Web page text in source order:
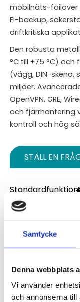
Samtycke
Denna webbplats
Vi använder
och annonserna till
mobilnäts-failover
Fi-backup,
driftkritiska
Den robusta
°C till +75 °C) och
(vägg, DIN-skena,
miljöer.
OpenVPN, GRE,
och fjärrhantering
kontroll och hög
STÄLL EN
Omdömen